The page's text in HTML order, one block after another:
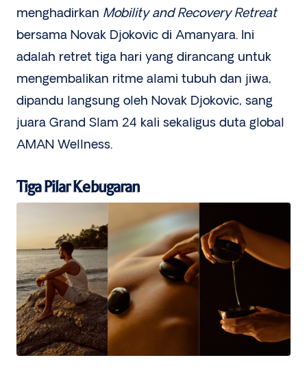
menghadirkan Mobility and Recovery Retreat
bersama Novak Djokovic di Amanyara. Ini
adalah retret tiga hari yang dirancang untuk
mengembalikan ritme alami tubuh dan jiwa,
dipandu langsung oleh Novak Djokovic, sang
juara Grand Slam 24 kali sekaligus duta global
AMAN Wellness.
Tiga Pilar Kebugaran